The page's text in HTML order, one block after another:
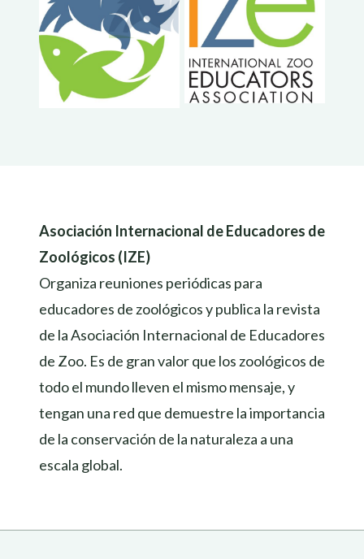
Asociación Internacional de Educadores de
Zoológicos (IZE)
Organiza reuniones periódicas para
educadores de zoológicos y publica la revista
de la Asociación Internacional de Educadores
de Zoo. Es de gran valor que los zoológicos de
todo el mundo lleven el mismo mensaje, y
tengan una red que demuestre la importancia
de la conservación de la naturaleza a una
escala global.